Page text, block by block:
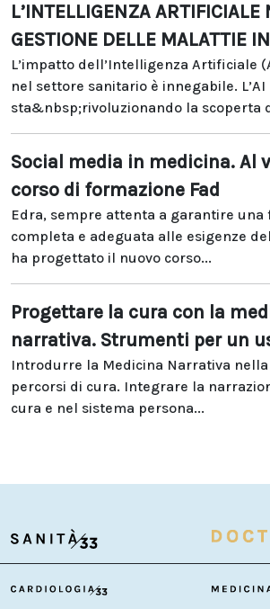
L’INTELLIGENZA ARTIFICIALE
GESTIONE DELLE MALATTIE
L’impatto dell’Intelligenza Artificiale
nel settore sanitario è innegabile. L’AI
sta&nbsp;rivoluzionando la scoperta
Social media in medicina. Al
corso di formazione Fad
Edra, sempre attenta a garantire una
completa e adeguata alle esigenze
ha progettato il nuovo corso...
Progettare la cura con la
narrativa. Strumenti per un
Introdurre la Medicina Narrativa
percorsi di cura. Integrare la
cura e nel sistema persona...